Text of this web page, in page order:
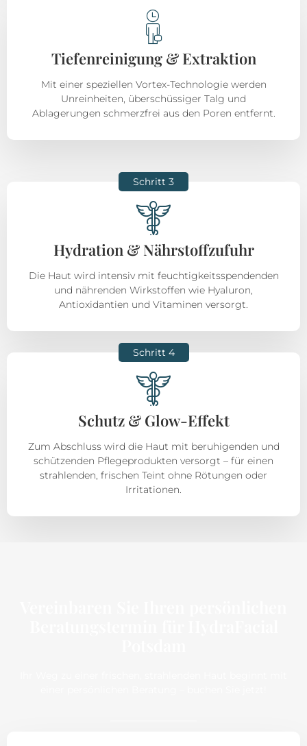
Tiefenreinigung & Extraktion
Mit einer speziellen Vortex-Technologie werden
Unreinheiten, überschüssiger Talg und
Ablagerungen schmerzfrei aus den Poren entfernt.
Schritt 3
Hydration & Nährstoffzufuhr
Die Haut wird intensiv mit feuchtigkeitsspendenden
und nährenden Wirkstoffen wie Hyaluron,
Antioxidantien und Vitaminen versorgt.
Schritt 4
Schutz & Glow-Effekt
Zum Abschluss wird die Haut mit beruhigenden und
schützenden Pflegeprodukten versorgt – für einen
strahlenden, frischen Teint ohne Rötungen oder
Irritationen.